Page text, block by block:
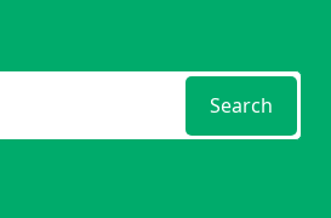
Search